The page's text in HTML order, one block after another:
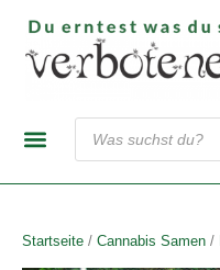
Inhalt
springen
Products
search
Startseite / Cannabis Samen /